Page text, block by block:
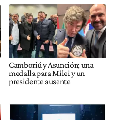
Camboriú y Asunción; una
medalla para Milei y un
presidente ausente